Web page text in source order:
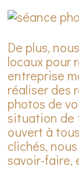
De plus,
locaux pour
entreprise
réaliser des
photos de
situation de
ouvert à
clichés,
savoir-faire,